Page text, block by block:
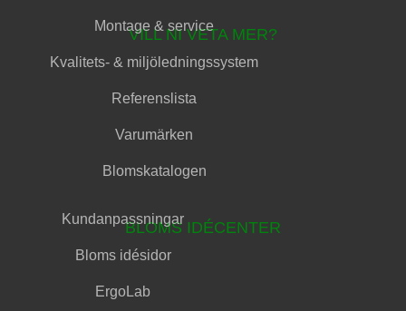
VILL NI VETA MER?
Montage & service
Kvalitets- & miljöledningssystem
Referenslista
Varumärken
Blomskatalogen
BLOMS IDÉCENTER
Kundanpassningar
Bloms idésidor
ErgoLab